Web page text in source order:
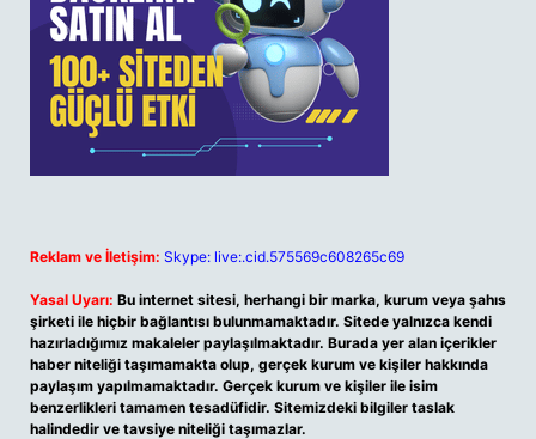
Reklam ve İletişim: Skype: live:.cid.575569c608265c69
Yasal Uyarı: Bu internet sitesi, herhangi bir marka, kurum veya şahıs
şirketi ile hiçbir bağlantısı bulunmamaktadır. Sitede yalnızca kendi
hazırladığımız makaleler paylaşılmaktadır. Burada yer alan içerikler
haber niteliği taşımamakta olup, gerçek kurum ve kişiler hakkında
paylaşım yapılmamaktadır. Gerçek kurum ve kişiler ile isim
benzerlikleri tamamen tesadüfidir. Sitemizdeki bilgiler taslak
halindedir ve tavsiye niteliği taşımazlar.